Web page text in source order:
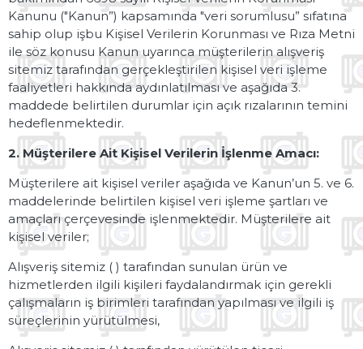
Kanunu ("Kanun”) kapsamında "veri sorumlusu” sıfatına
sahip olup işbu Kişisel Verilerin Korunması ve Rıza Metni
ile söz konusu Kanun uyarınca müşterilerin alışveriş
sitemiz tarafından gerçekleştirilen kişisel veri işleme
faaliyetleri hakkında aydınlatılması ve aşağıda 3.
maddede belirtilen durumlar için açık rızalarının temini
hedeflenmektedir.
2. Müşterilere Ait Kişisel Verilerin İşlenme Amacı:
Müşterilere ait kişisel veriler aşağıda ve Kanun’un 5. ve 6.
maddelerinde belirtilen kişisel veri işleme şartları ve
amaçları çerçevesinde işlenmektedir. Müşterilere ait
kişisel veriler;
Alışveriş sitemiz ( ) tarafından sunulan ürün ve
hizmetlerden ilgili kişileri faydalandırmak için gerekli
çalışmaların iş birimleri tarafından yapılması ve ilgili iş
süreçlerinin yürütülmesi,